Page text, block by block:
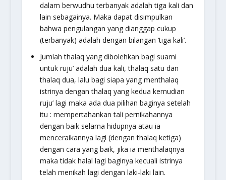
dalam berwudhu terbanyak adalah tiga kali dan
lain sebagainya. Maka dapat disimpulkan
bahwa pengulangan yang dianggap cukup
(terbanyak) adalah dengan bilangan ‘tiga kali’.
Jumlah thalaq yang dibolehkan bagi suami
untuk ruju’ adalah dua kali, thalaq satu dan
thalaq dua, lalu bagi siapa yang menthalaq
istrinya dengan thalaq yang kedua kemudian
ruju’ lagi maka ada dua pilihan baginya setelah
itu : mempertahankan tali pernikahannya
dengan baik selama hidupnya atau ia
menceraikannya lagi (dengan thalaq ketiga)
dengan cara yang baik, jika ia menthalaqnya
maka tidak halal lagi baginya kecuali istrinya
telah menikah lagi dengan laki-laki lain.